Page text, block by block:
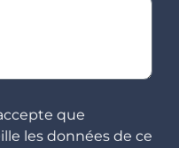
que
les données de ce